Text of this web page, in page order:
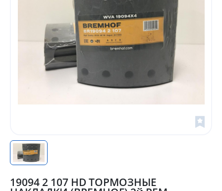
19094 2 107 HD ТОРМОЗНЫЕ